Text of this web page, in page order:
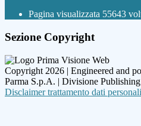
Pagina visualizzata 55643
Sezione Copyright
Copyright 2026 | Engineered and
Parma S.p.A. | Divisione
Disclaimer trattamento dati personali